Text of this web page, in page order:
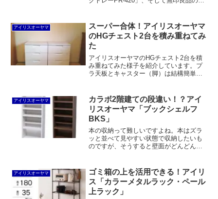
プを収納しました。キャスター付きで出
し入れが容易です。
アイリスオーヤマ
スーパー合体！アイリスオーヤマ
のHGチェスト2台を積み重ねてみ
た
アイリスオーヤマのHGチェスト2台を積
み重ねてみた様子を紹介しています。プ
ラ天板とキャスター（脚）は結構簡単に
アイリスオーヤマ
カラボ2階建ての段違い！？アイ
リスオーヤマ「ブックシェルフ
BKS」
本の収納って難しいですよね。本はズラ
ッと並べて見やすい状態で収納したいも
のですが、そうすると壁面がどんどん書
を並べて収納することもできますけど、
そうすると廊下が狭くなっ...
アイリスオーヤマ
ゴミ箱の上を活用できる！アイリ
ス「カラーメタルラック・ペール
上ラック」